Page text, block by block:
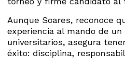
Aunque Soares, reconoce
experiencia al mando de
universitarios, asegura
éxito: disciplina,